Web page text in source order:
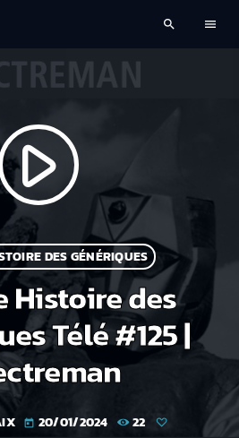
search menu
play_arrow
DES GÉNÉRIQUES
Histoire des
Télé #125 |
today 20/01/2024 22